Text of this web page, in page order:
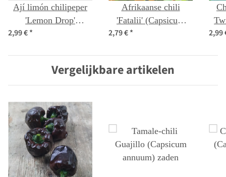
Ají limón chilipeper
'Lemon Drop'
(Capsicum baccatum)
2,99 €*
Afrikaanse chili
'Fatalii' (Capsicum
chinense) zaden
2,79 €* 2,99
Vergelijkbare artikelen